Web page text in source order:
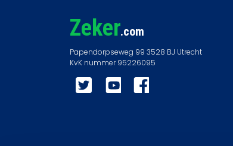
Zeker.com
Twitter YouTube